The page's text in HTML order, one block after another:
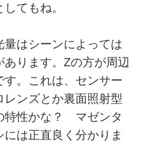
てもね。
はシーンによっては
ります。Zの方が周辺
。これは、センサー
ンズとか裏面照射型
特性かな？ マゼンタ
は正直良く分かりま